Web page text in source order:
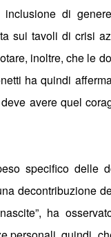
di
sui tavoli di crisi
inoltre, che le
ha quindi
avere quel
specifico delle
decontribuzione
ha